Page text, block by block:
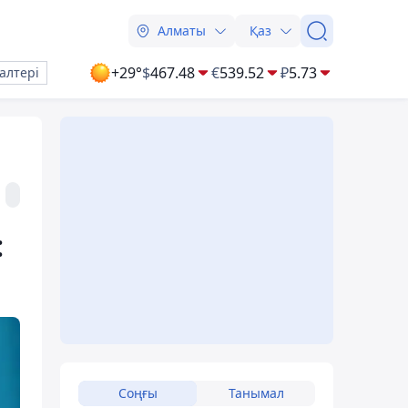
Алматы Қаз
+29°$467.48 €539.52 ₽5.73
Соңғы Танымал